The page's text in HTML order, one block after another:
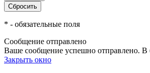
* - обязательные поля
Сообщение отправлено
Ваше сообщение успешно отправлено.
Закрыть окно